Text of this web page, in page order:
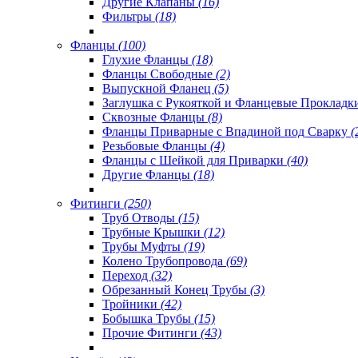
Фильтры (18)
Фланцы (100)
Глухие Фланцы (18)
Фланцы Свободные (2)
Выпускной Фланец (5)
Заглушка с Рукояткой и Фланцевые
Сквозные Фланцы (8)
Фланцы Приварные с Впадиной под Сварку
Резьбовые Фланцы (4)
Фланцы с Шейкой для Приварки (40)
Другие Фланцы (18)
Фитинги (250)
Труб Отводы (15)
Трубные Крышки (12)
Трубы Муфты (19)
Колено Трубопровода (69)
Переход (32)
Обрезанный Конец Трубы (3)
Тройники (42)
Бобышка Трубы (15)
Прочие Фитинги (43)